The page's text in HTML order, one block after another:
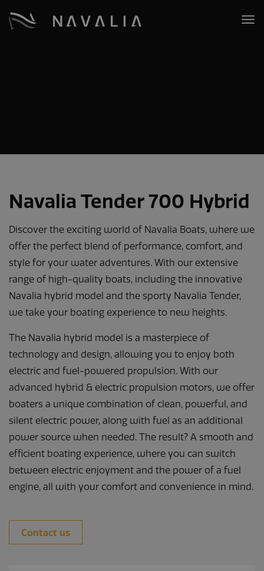
Navalia Tender 700 Hybrid
Discover the exciting world of Navalia Boats, where we
offer the perfect blend of performance, comfort, and
style for your water adventures. With our extensive
range of high-quality boats, including the innovative
Navalia hybrid model and the sporty Navalia Tender,
we take your boating experience to new heights.
The Navalia hybrid model is a masterpiece of
technology and design, allowing you to enjoy both
electric and fuel-powered propulsion. With our
advanced hybrid & electric propulsion motors, we offer
boaters a unique combination of clean, powerful, and
silent electric power, along with fuel as an additional
power source when needed. The result? A smooth and
efficient boating experience, where you can switch
between electric enjoyment and the power of a fuel
engine, all with your comfort and convenience in mind.
Contact us